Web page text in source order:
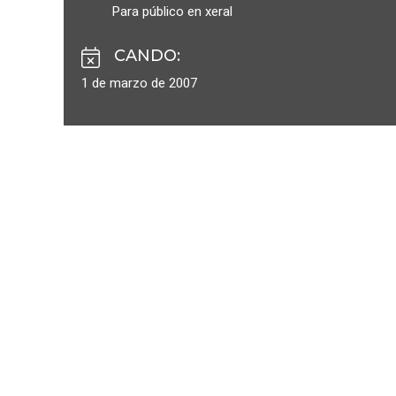
Para público en xeral
CANDO:
1 de marzo de 2007